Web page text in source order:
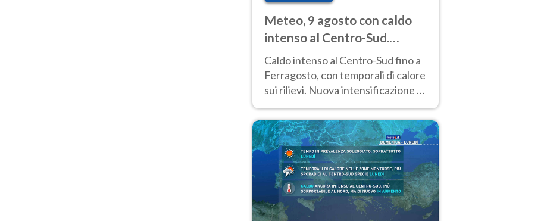
Meteo, 9 agosto con caldo
intenso al Centro-Sud.
Temporali sui rilievi
Caldo intenso al Centro-Sud fino a
Ferragosto, con temporali di calore
sui rilievi. Nuova intensificazione la
verso i 40 °C.